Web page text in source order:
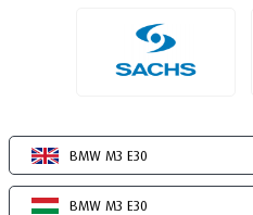
BMW M3 E30
BMW M3 E30